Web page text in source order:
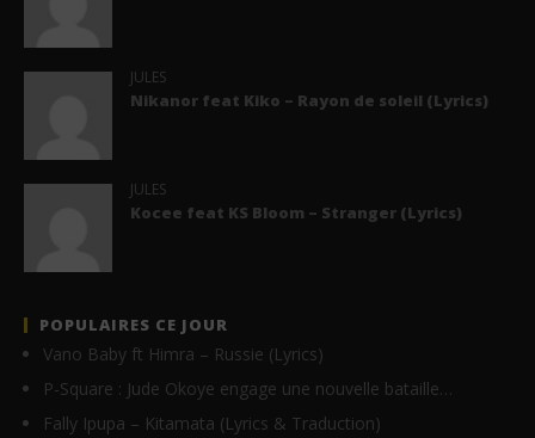
JULES
Nikanor feat Kiko – Rayon de soleil (Lyrics)
JULES
Kocee feat KS Bloom – Stranger (Lyrics)
POPULAIRES CE JOUR
Vano Baby ft Himra – Russie (Lyrics)
P-Square : Jude Okoye engage une nouvelle bataille…
Fally Ipupa – Kitamata (Lyrics & Traduction)